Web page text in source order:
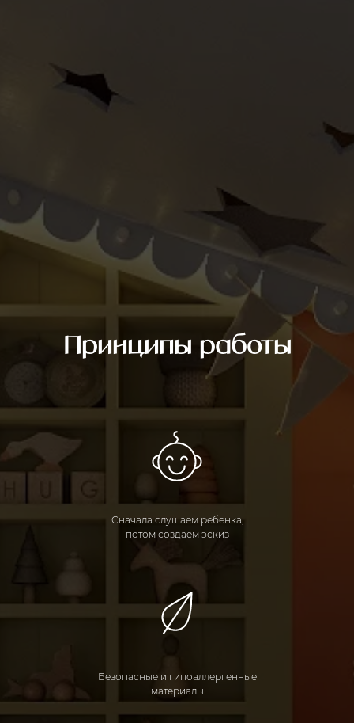
Принципы работы
Сначала слушаем ребенка,
потом создаем эскиз
Безопасные и гипоаллергенные
материалы